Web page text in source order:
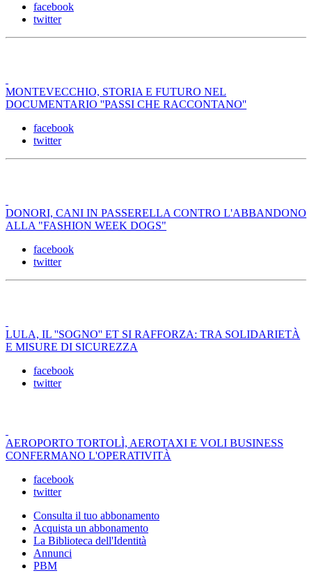
facebook
twitter
MONTEVECCHIO, STORIA E FUTURO NEL
DOCUMENTARIO ''PASSI CHE RACCONTANO''
facebook
twitter
DONORI, CANI IN PASSERELLA CONTRO L'ABBANDONO
ALLA "FASHION WEEK DOGS"
facebook
twitter
LULA, IL ''SOGNO'' ET SI RAFFORZA: TRA SOLIDARIETÀ
E MISURE DI SICUREZZA
facebook
twitter
AEROPORTO TORTOLÌ, AEROTAXI E VOLI BUSINESS
CONFERMANO L'OPERATIVITÀ
facebook
twitter
Consulta il tuo abbonamento
Acquista un abbonamento
La Biblioteca dell'Identità
Annunci
PBM